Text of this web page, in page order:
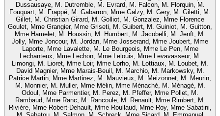
Dussausaye, M. Dutremble, M. Evrard, M. Falcon, M. Florquin, M.
Fouquart, M. Frappé, M. Gabarron, Mme Galzy, M. Gery, M. Giletti, M.
Gillet, M. Christian Girard, M. Golliot, M. Gonzalez, Mme Florence
Goulet, Mme Grangier, Mme Griseti, M. Guibert, M. Guiniot, M. Guitton,
Mme Hamelet, M. Houssin, M. Humbert, M. Jacobelli, M. Jenft, M.
Jolly, Mme Joncour, M. Jordan, Mme Josserand, Mme Joubert, Mme
Laporte, Mme Lavalette, M. Le Bourgeois, Mme Le Pen, Mme
Lechanteux, Mme Lechon, Mme Lelouis, Mme Levavasseur, M.
Limongi, M. Lioret, Mme Loir, Mme Lorho, M. Lottiaux, M. Loubet, M.
David Magnier, Mme Marais-Beuil, M. Marchio, M. Markowsky, M.
Patrice Martin, Mme Martinez, M. Mauvieux, M. Meizonnet, M. Meurin,
M. Monnier, M. Muller, Mme Mélin, Mme Ménaché, M. Ménagé, M.
Odoul, Mme Parmentier, M. Perez, M. Pfeffer, Mme Pollet, M.
Rambaud, Mme Ranc, M. Rancoule, M. Renault, Mme Rimbert, M.
Rivière, Mme Robert-Dehault, Mme Roullaud, Mme Roy, Mme Sabatini,